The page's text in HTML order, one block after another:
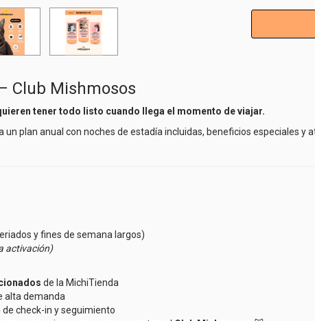
Club Mishmosos
tener todo listo cuando llega el momento de viajar.
un plan anual con noches de estadía incluidas, beneficios especiales
y fines de semana largos)
activación)
de la MichiTienda
alta demanda
check-in y seguimiento